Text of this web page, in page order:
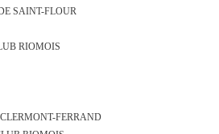
SAINT-FLOUR
RIOMOIS
FERRAND